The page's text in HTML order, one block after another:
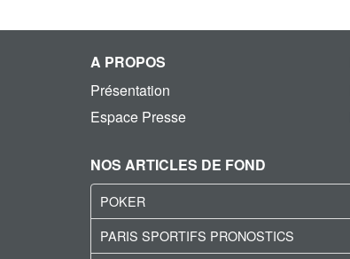
A PROPOS
Présentation
Espace Presse
NOS ARTICLES DE FOND
POKER
PARIS SPORTIFS PRONOSTICS